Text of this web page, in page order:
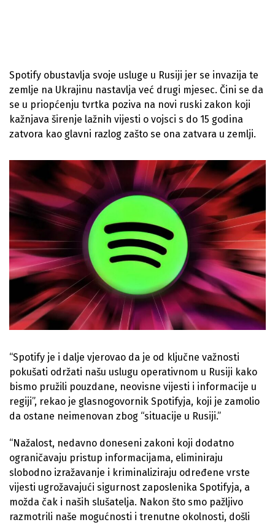
Spotify obustavlja svoje usluge u Rusiji jer se invazija te
zemlje na Ukrajinu nastavlja već drugi mjesec. Čini se da
se u priopćenju tvrtka poziva na novi ruski zakon koji
kažnjava širenje lažnih vijesti o vojsci s do 15 godina
zatvora kao glavni razlog zašto se ona zatvara u zemlji.
“Spotify je i dalje vjerovao da je od ključne važnosti
pokušati održati našu uslugu operativnom u Rusiji kako
bismo pružili pouzdane, neovisne vijesti i informacije u
regiji”, rekao je glasnogovornik Spotifyja, koji je zamolio
da ostane neimenovan zbog “situacije u Rusiji.”
“Nažalost, nedavno doneseni zakoni koji dodatno
ograničavaju pristup informacijama, eliminiraju
slobodno izražavanje i kriminaliziraju određene vrste
vijesti ugrožavajući sigurnost zaposlenika Spotifyja, a
možda čak i naših slušatelja. Nakon što smo pažljivo
razmotrili naše mogućnosti i trenutne okolnosti, došli